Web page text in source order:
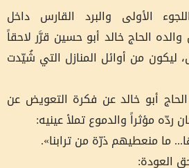
الأولى والبرد القارس داخل
الحاج خالد أبو حسين قرَّر لاحقاً
ليكون من أوائل المنازل التي شُيّدت
أبو خالد عن فكرة التعويض عن
مؤثراً والدموع تملأ عينيه:
ما منعطيهم ذرّة من ترابنا».
العودة: